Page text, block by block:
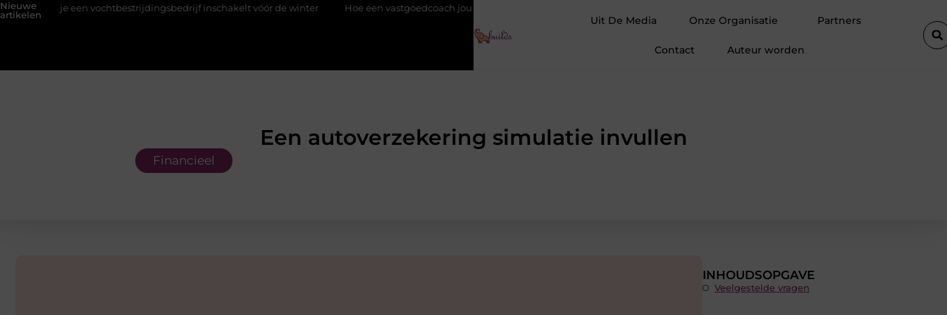
Nieuwe
artikelen
vochtbestrijdingsbedrijf inschakelt vóór de winter Hoe een vastgoedcoach jou helpt bij het verkopen van een appartement
Uit De Media Onze Organisatie Partners
Contact Auteur worden
Een autoverzekering simulatie invullen
Financieel
INHOUDSOPGAVE
Veelgestelde vragen